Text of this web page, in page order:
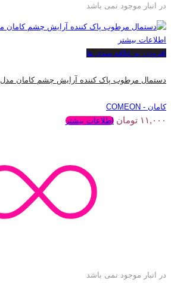
در انبار موجود نمی باشد
اطلاعات بیشتر
افزودن به علاقه مندی ها
دستمال مرطوب پاک کننده آرایش چشم کامان مدل EYE SENSITIVE
کامان - COMEON
۱۱,۰۰۰ تومان اطلاعات بیشتر
در انبار موجود نمی باشد